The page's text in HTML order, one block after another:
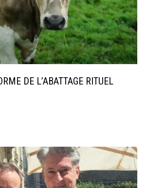
DE L’ABATTAGE RITUEL